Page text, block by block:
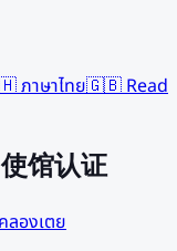
ภาษาไทย🇬🇧 Read
馆认证
ลองเตย